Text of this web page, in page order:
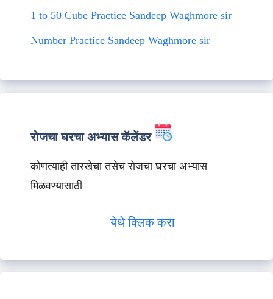
1 to 50 Cube Practice Sandeep Waghmore sir
Number Practice Sandeep Waghmore sir
रोजचा घरचा अभ्यास कॅलेंडर
कोणत्याही तारखेचा तसेच रोजचा घरचा अभ्यास
मिळवण्यासाठी
येथे क्लिक करा